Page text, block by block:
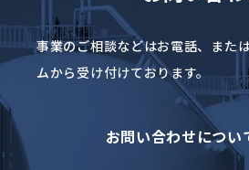
事業のご相談などはお電話、 また
ムから受け付けております。
お問い合わせについ